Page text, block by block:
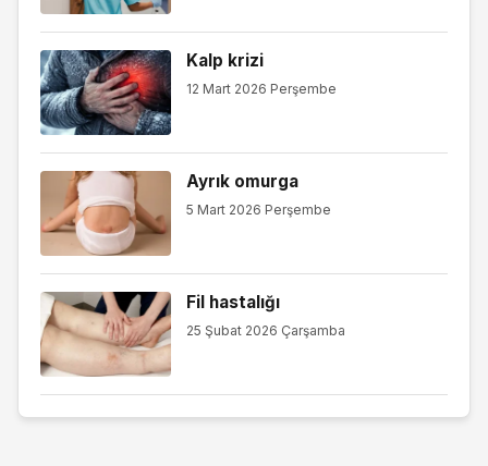
Kalp krizi
12 Mart 2026 Perşembe
Ayrık omurga
5 Mart 2026 Perşembe
Fil hastalığı
25 Şubat 2026 Çarşamba